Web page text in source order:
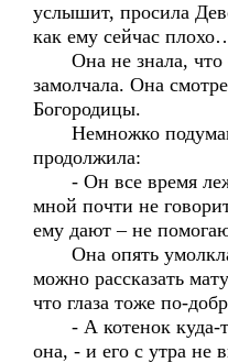
услышит, просила
как ему сейчас
Она не знала, что
замолчала. Она
Богородицы.
Немножко
продолжила:
- Он все время
мной почти не
ему дают – не
Она опять
можно рассказать
что глаза тоже по-
- А котенок куда-
она, - и его с утра не